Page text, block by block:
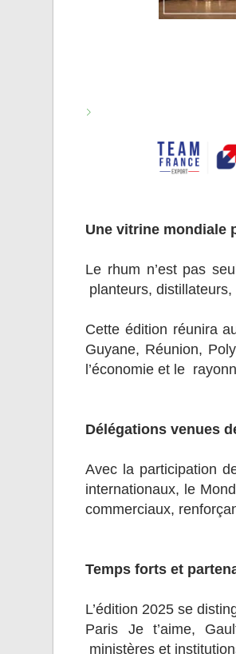
Une vitrine mondiale
Le rhum n’est pas
planteurs,
Cette édition réunira
Guyane, Réunion,
l’économie et le
Délégations venues
Avec la participation
internationaux, le
commerciaux,
Temps forts et
L’édition 2025 se
Paris Je t’aime,
ministères et